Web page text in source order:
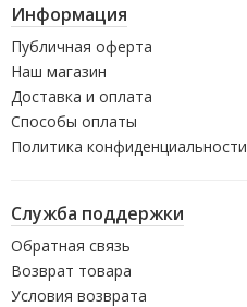
Информация
Публичная оферта
Наш магазин
Доставка и оплата
Способы оплаты
Политика конфиденциальности
Служба поддержки
Обратная связь
Возврат товара
Условия возврата